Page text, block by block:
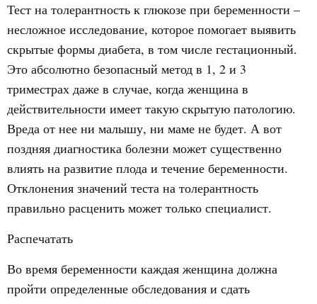
Тест на толерантность к глюкозе при беременности –
несложное исследование, которое помогает выявить
скрытые формы диабета, в том числе гестационный.
Это абсолютно безопасный метод в 1, 2 и 3
триместрах даже в случае, когда женщина в
действительности имеет такую скрытую патологию.
Вреда от нее ни малышу, ни маме не будет. А вот
поздняя диагностика болезни может существенно
влиять на развитие плода и течение беременности.
Отклонения значений теста на толерантность
правильно расценить может только специалист.
Распечатать
Во время беременности каждая женщина должна
пройти определенные обследования и сдать